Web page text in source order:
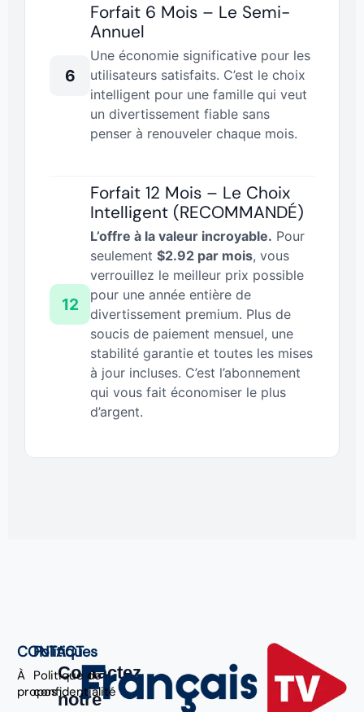
6
Forfait 6 Mois – Le Semi-
Annuel
Une économie significative pour les
utilisateurs satisfaits. C’est le choix
intelligent pour une famille qui veut
un divertissement fiable sans
penser à renouveler chaque mois.
12
Forfait 12 Mois – Le Choix
Intelligent (RECOMMANDÉ)
L’offre à la valeur incroyable. Pour
seulement $2.92 par mois, vous
verrouillez le meilleur prix possible
pour une année entière de
divertissement premium. Plus de
soucis de paiement mensuel, une
stabilité garantie et toutes les mises
à jour incluses. C’est l’abonnement
qui vous fait économiser le plus
d’argent.
CONTACT
À
propos
Politiques
Politique de
confidentialité
Contactez
notre